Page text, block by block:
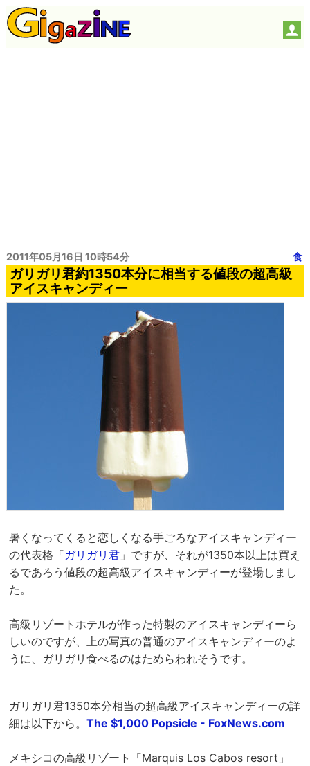
2011年05月16日 10時54分 食
ガリガリ君約1350本分に相当する値段の超高級
アイスキャンディー
暑くなってくると恋しくなる手ごろなアイスキャンディー
の代表格「ガリガリ君 」ですが、それが1350本以上は買え
るであろう値段の超高級アイスキャンディーが登場しまし
た。
高級リゾートホテルが作った特製のアイスキャンディーら
しいのですが、上の写真の普通のアイスキャンディーのよ
うに、ガリガリ食べるのはためらわれそうです。
ガリガリ君1350本分相当の超高級アイスキャンディーの詳
細は以下から。 The $1,000 Popsicle - FoxNews.com
メキシコの高級リゾート「Marquis Los Cabos resort」